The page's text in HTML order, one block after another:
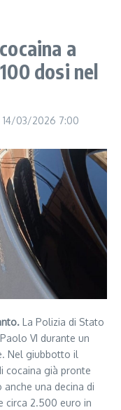
a
dosi nel
14/03/2026 7:00
La Polizia di Stato
VI durante un
Nel giubbotto il
cocaina già pronte
una decina di
circa 2.500 euro in